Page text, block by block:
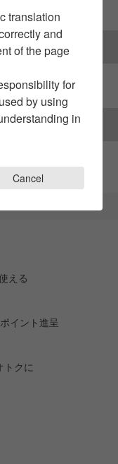
える
イント進呈
トクに
translation
and
of the page
for
by using
in
Cancel